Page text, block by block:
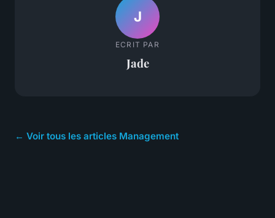
J
ECRIT PAR
Jade
← Voir tous les articles Management